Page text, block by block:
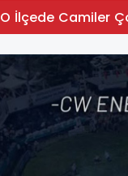
O İlçede Camiler